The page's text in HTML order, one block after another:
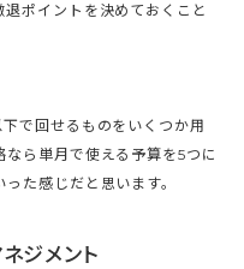
ポイントを決めておくこと
で回せるものをいくつか用
ら単月で使える予算を5つに
た感じだと思います。
ジメント